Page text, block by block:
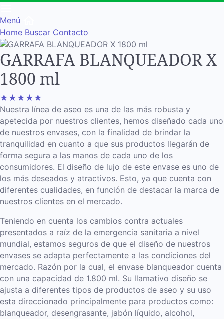
Menú
Home Buscar Contacto
GARRAFA BLANQUEADOR X
1800 ml
★ ★ ★ ★ ★
Nuestra línea de aseo es una de las más robusta y
apetecida por nuestros clientes, hemos diseñado cada uno
de nuestros envases, con la finalidad de brindar la
tranquilidad en cuanto a que sus productos llegarán de
forma segura a las manos de cada uno de los
consumidores. El diseño de lujo de este envase es uno de
los más deseados y atractivos. Esto, ya que cuenta con
diferentes cualidades, en función de destacar la marca de
nuestros clientes en el mercado.
Teniendo en cuenta los cambios contra actuales
presentados a raíz de la emergencia sanitaria a nivel
mundial, estamos seguros de que el diseño de nuestros
envases se adapta perfectamente a las condiciones del
mercado. Razón por la cual, el envase blanqueador cuenta
con una capacidad de 1.800 ml. Su llamativo diseño se
ajusta a diferentes tipos de productos de aseo y su uso
esta direccionado principalmente para productos como:
blanqueador, desengrasante, jabón líquido, alcohol,